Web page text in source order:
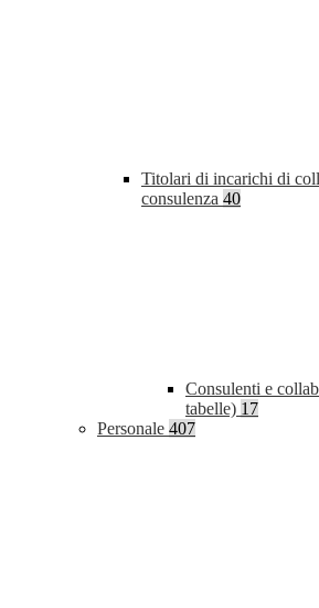
Titolari di incarichi di
consulenza 40
Consulenti e
tabelle) 17
Personale 407